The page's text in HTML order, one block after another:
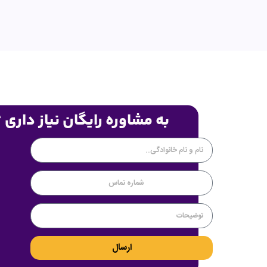
به مشاوره رایگان نیاز
ارسال